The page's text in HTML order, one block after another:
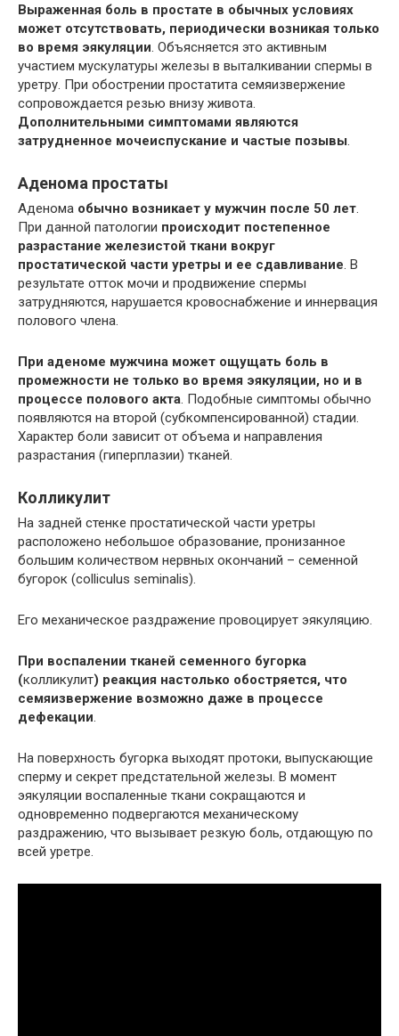
Выраженная боль в простате в обычных условиях
может отсутствовать, периодически возникая только
во время эякуляции. Объясняется это активным
участием мускулатуры железы в выталкивании спермы в
уретру. При обострении простатита семяизвержение
сопровождается резью внизу живота.
Дополнительными симптомами являются
затрудненное мочеиспускание и частые позывы.
Аденома простаты
Аденома обычно возникает у мужчин после 50 лет.
При данной патологии происходит постепенное
разрастание железистой ткани вокруг
простатической части уретры и ее сдавливание. В
результате отток мочи и продвижение спермы
затрудняются, нарушается кровоснабжение и иннервация
полового члена.
При аденоме мужчина может ощущать боль в
промежности не только во время эякуляции, но и в
процессе полового акта. Подобные симптомы обычно
появляются на второй (субкомпенсированной) стадии.
Характер боли зависит от объема и направления
разрастания (гиперплазии) тканей.
Колликулит
На задней стенке простатической части уретры
расположено небольшое образование, пронизанное
большим количеством нервных окончаний – семенной
бугорок (colliculus seminalis).
Его механическое раздражение провоцирует эякуляцию.
При воспалении тканей семенного бугорка
(колликулит) реакция настолько обостряется, что
семяизвержение возможно даже в процессе
дефекации.
На поверхность бугорка выходят протоки, выпускающие
сперму и секрет предстательной железы. В момент
эякуляции воспаленные ткани сокращаются и
одновременно подвергаются механическому
раздражению, что вызывает резкую боль, отдающую по
всей уретре.